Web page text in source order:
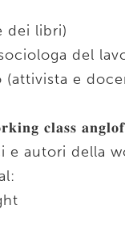
dei libri)
del
(attivista e
𝐜𝐥𝐚𝐬𝐬
e autori della